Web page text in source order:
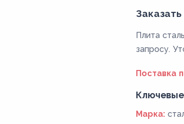
Плита
запросу.
Поставка
Марка: